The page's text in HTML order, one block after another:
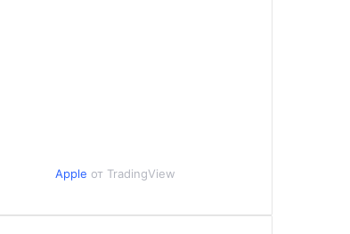
Apple от TradingView